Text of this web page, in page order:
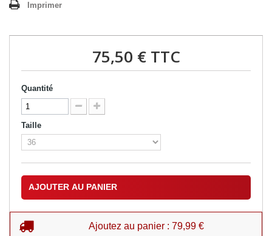
Imprimer
75,50 €TTC
Quantité
Taille
AJOUTER AU PANIER
Ajoutez au panier : 79,99 €